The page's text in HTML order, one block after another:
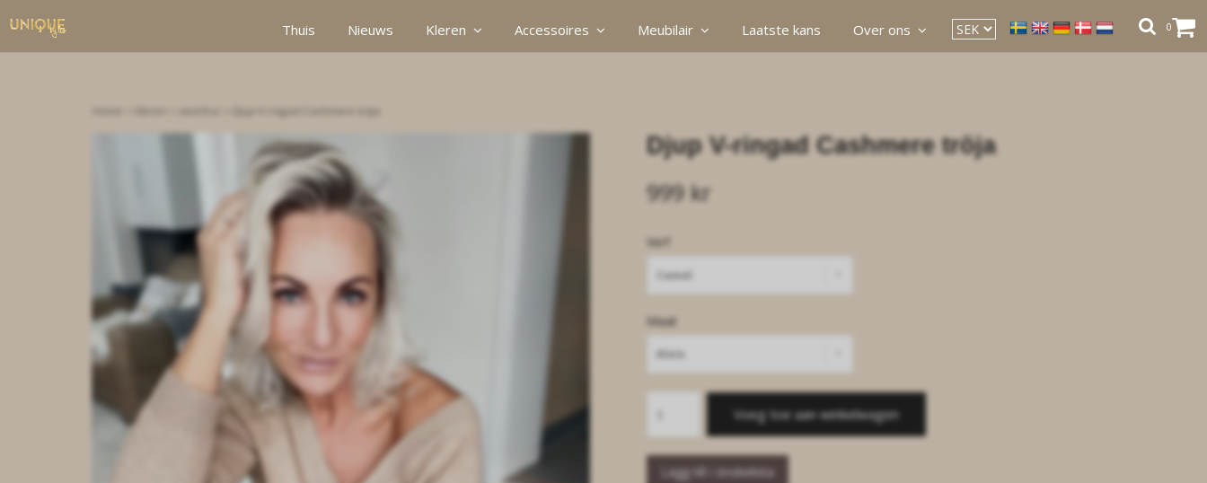
Djup V-ringad Cashmere tröja
Djup V-ringad Cashmere tröja
999 kr
Verf
Camel
Maat
Klein
Voeg toe aan winkelwagen
Lägg till i önskelista
Thuis Nieuws Kleren Accessoires Meubilair Laatste kans Over ons 0